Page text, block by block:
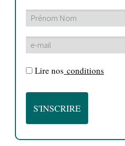
Lire nos conditions